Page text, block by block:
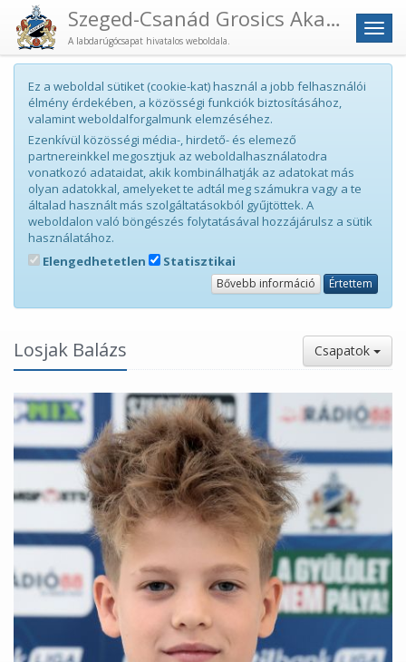
Menü
Szeged-Csanád Grosics Akadémia
A labdarúgócsapat hivatalos weboldala.
Ez a weboldal sütiket (cookie-kat) használ a jobb felhasználói
élmény érdekében, a közösségi funkciók biztosításához,
valamint weboldalforgalmunk elemzéséhez.
Ezenkívül közösségi média-, hirdető- és elemező
partnereinkkel megosztjuk az weboldalhasználatodra
vonatkozó adataidat, akik kombinálhatják az adatokat más
olyan adatokkal, amelyeket te adtál meg számukra vagy a te
általad használt más szolgáltatásokból gyűjtöttek. A
weboldalon való böngészés folytatásával hozzájárulsz a sütik
használatához.
Elengedhetetlen
Statisztikai
Bővebb információ Értettem
Losjak Balázs Csapatok